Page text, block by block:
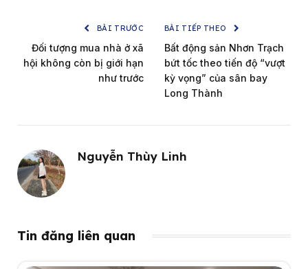
BÀI TRƯỚC
Đối tượng mua nhà ở xã
hội không còn bị giới hạn
như trước
BÀI TIẾP THEO
Bất động sản Nhơn Trạch
bứt tốc theo tiến độ “vượt
kỳ vọng” của sân bay
Long Thành
Nguyễn Thùy Linh
Tin đăng liên quan